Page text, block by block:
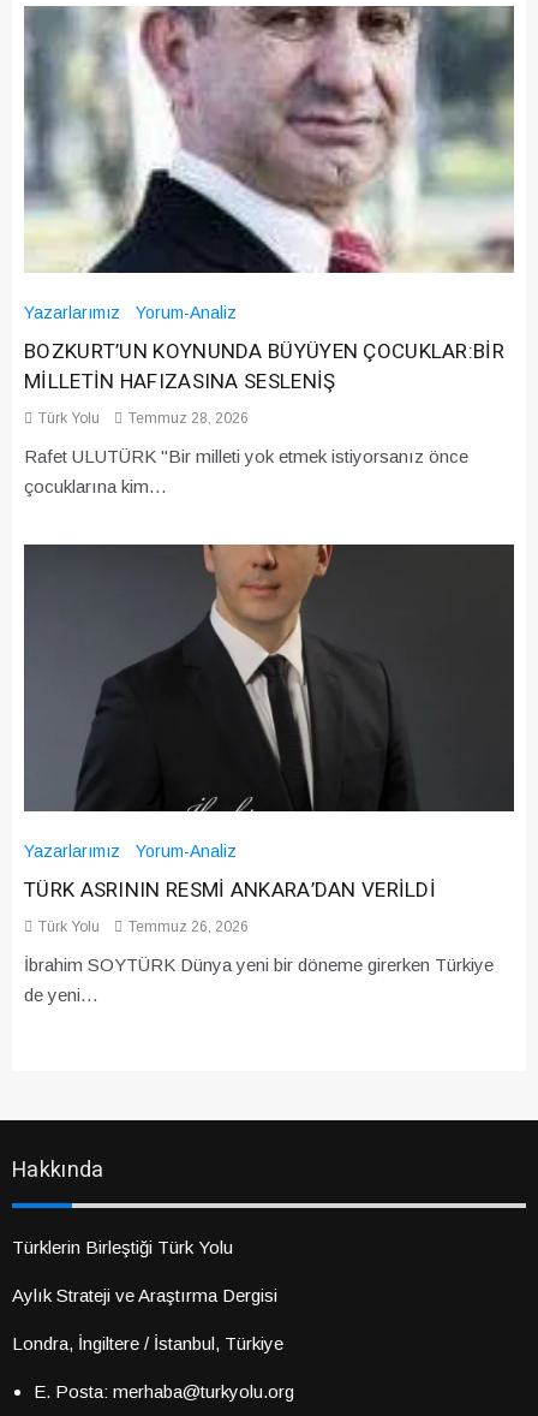
Yazarlarımız Yorum-Analiz
BOZKURT’UN KOYNUNDA BÜYÜYEN ÇOCUKLAR:BİR
MİLLETİN HAFIZASINA SESLENİŞ
Türk Yolu Temmuz 28, 2026
Rafet ULUTÜRK "Bir milleti yok etmek istiyorsanız önce
çocuklarına kim…
Yazarlarımız Yorum-Analiz
TÜRK ASRININ RESMİ ANKARA’DAN VERİLDİ
Türk Yolu Temmuz 26, 2026
İbrahim SOYTÜRK Dünya yeni bir döneme girerken Türkiye
de yeni…
Hakkında
Türklerin Birleştiği Türk Yolu
Aylık Strateji ve Araştırma Dergisi
Londra, İngiltere / İstanbul, Türkiye
E. Posta: merhaba@turkyolu.org